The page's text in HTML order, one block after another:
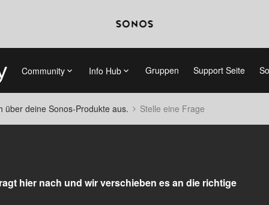
Community Info Hub Gruppen Support Seite
über deine Sonos-Produkte aus. Stelle eine Frage
hier nach und wir verschieben es an die richtige